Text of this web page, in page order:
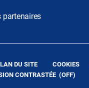
partenaires
DU SITE COOKIES
CONTRASTÉE (OFF)